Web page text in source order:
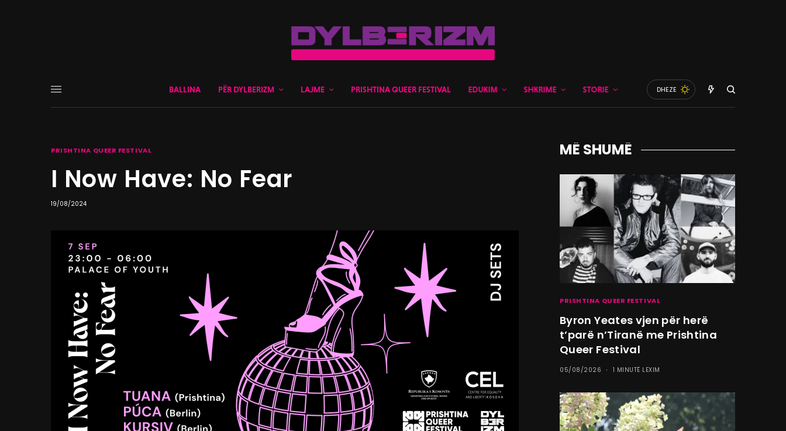
BALLINA PËR DYLBERIZM LAJME PRISHTINA QUEER FESTIVAL EDUKIM SHKRIME STORIE DHEZE
PRISHTINA QUEER FESTIVAL
I Now Have: No Fear
19/08/2024
MË SHUMË
PRISHTINA QUEER FESTIVAL
Byron Yeates vjen për herë
t’parë n’Tiranë me Prishtina
Queer Festival
05/08/2026 1 MINUTË LEXIM